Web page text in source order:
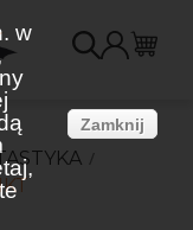
w
Zamknij